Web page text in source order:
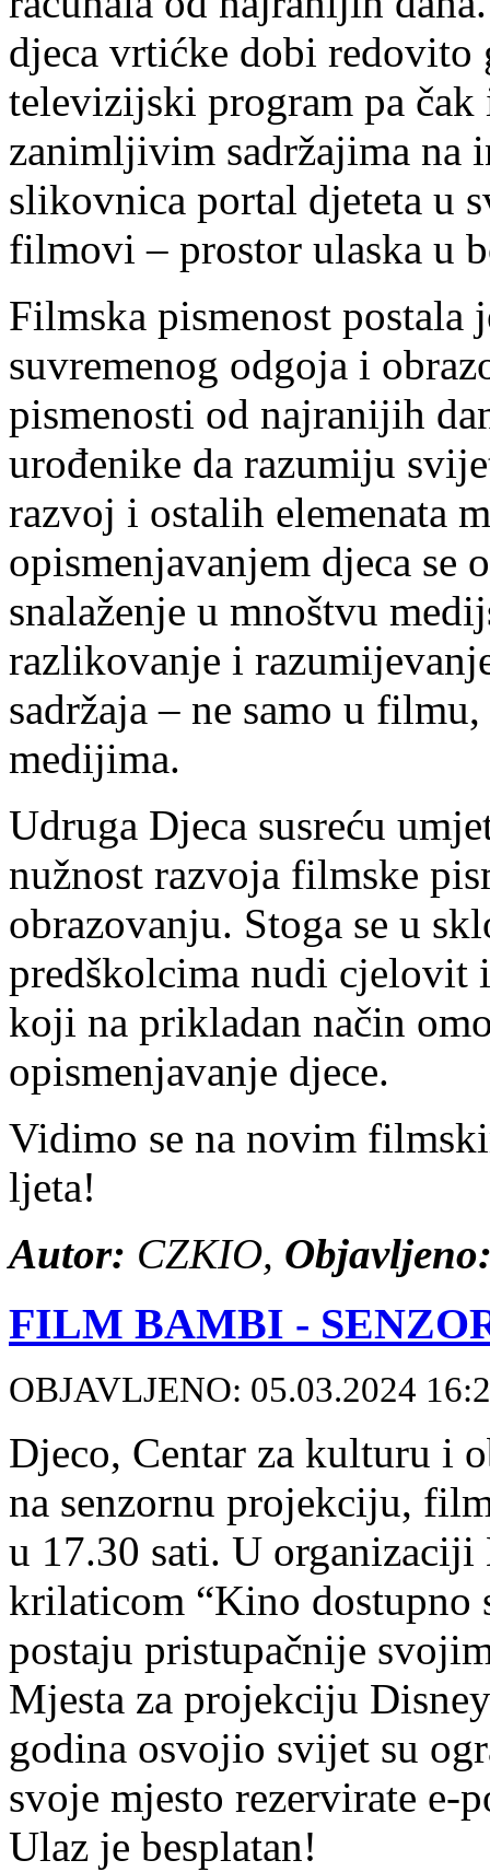
djeca vrtićke dobi redovito
televizijski program pa čak
zanimljivim sadržajima na
slikovnica portal djeteta u
filmovi – prostor ulaska u
Filmska pismenost postala
suvremenog odgoja i
pismenosti od najranijih
urođenike da razumiju
razvoj i ostalih elemenata
opismenjavanjem djeca se
snalaženje u mnoštvu
razlikovanje i
sadržaja – ne samo u
medijima.
Udruga Djeca susreću
nužnost razvoja filmske
obrazovanju. Stoga se u
predškolcima nudi cjelovit
koji na prikladan način
opismenjavanje djece.
Vidimo se na novim
ljeta!
Autor: CZKIO,
FILM BAMBI -
OBJAVLJENO: 05.03.2024
Djeco, Centar za kulturu i
na senzornu projekciju,
u 17.30 sati. U
krilaticom “Kino dostupno
postaju pristupačnije
Mjesta za projekciju
godina osvojio svijet su
svoje mjesto rezervirate e-
Ulaz je besplatan!